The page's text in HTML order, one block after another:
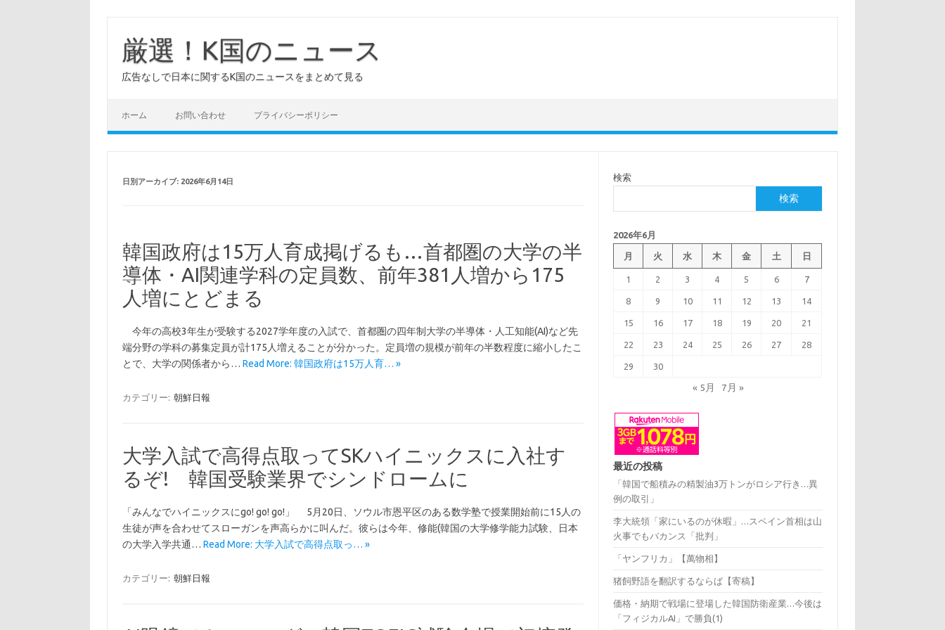
厳選！K国のニュース
広告なしで日本に関するK国のニュースをまとめて見る
ホーム お問い合わせ プライバシーポリシー
日別アーカイブ: 2026年6月14日
韓国政府は15万人育成掲げるも…首都圏の大学の半
導体・AI関連学科の定員数、前年381人増から175
人増にとどまる
今年の高校3年生が受験する2027学年度の入試で、首都圏の四年制大学の半導体・人工知能(AI)など先
端分野の学科の募集定員が計175人増えることが分かった。定員増の規模が前年の半数程度に縮小したこ
とで、大学の関係者から… Read More: 韓国政府は15万人育… »
カテゴリー: 朝鮮日報
大学入試で高得点取ってSKハイニックスに入社す
るぞ! 韓国受験業界でシンドロームに
「みんなでハイニックスにgo! go! go!」 5月20日、ソウル市恩平区のある数学塾で授業開始前に15人の
生徒が声を合わせてスローガンを声高らかに叫んだ。彼らは今年、修能(韓国の大学修学能力試験、日本
の大学入学共通… Read More: 大学入試で高得点取っ… »
カテゴリー: 朝鮮日報
検索
検索
2026年6月
月 火 水 木 金 土 日
1 2 3 4 5 6 7
8 9 10 11 12 13 14
15 16 17 18 19 20 21
22 23 24 25 26 27 28
29 30
« 5月 7月 »
最近の投稿
「韓国で船積みの精製油3万トンがロシア行き…異
例の取引」
李大統領「家にいるのが休暇」…スペイン首相は山
火事でもバカンス「批判」
「ヤンフリカ」【萬物相】
猪飼野語を翻訳するならば【寄稿】
価格・納期で戦場に登場した韓国防衛産業…今後は
「フィジカルAI」で勝負(1)